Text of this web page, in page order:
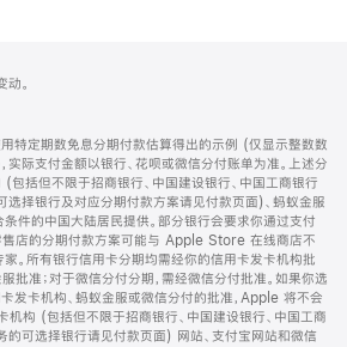
。
特定期数免息分期付款估算得出的示例 (仅显示整数数
实际支付金额以银行、花呗或微信分付账单为准。上述分
包括但不限于招商银行、中国建设银行、中国工商银行
选择银行及对应分期付款方案请见付款页面)、蚂蚁金服
件的中国大陆居民提供。部分银行会要求你通过支付
店的分期付款方案可能与 Apple Store 在线商店不
。所有银行信用卡分期均需经你的信用卡发卡机构批
批准；对于微信分付分期，需经微信分付批准。如果你选
发卡机构、蚂蚁金服或微信分付的批准，Apple 将不会
机构 (包括但不限于招商银行、中国建设银行、中国工商
的可选择银行请见付款页面) 网站、支付宝网站和微信